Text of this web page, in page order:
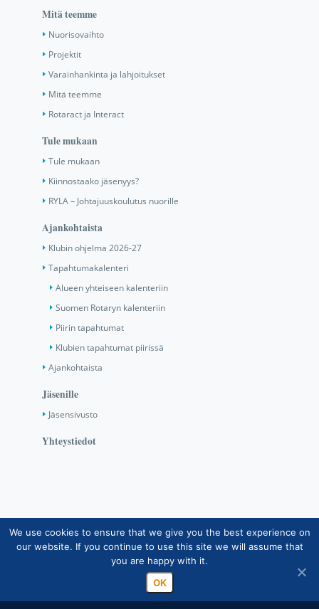
Mitä teemme
Nuorisovaihto
Projektit
Varainhankinta ja lahjoitukset
Mitä teemme
Rotaract ja Interact
Tule mukaan
Tule mukaan
Kiinnostaako jäsenyys?
RYLA – Johtajuuskoulutus nuorille
Ajankohtaista
Klubin ohjelma 2026-27
Tapahtumakalenteri
Alueen yhteiseen kalenteriin
Suomen Rotaryn kalenteriin
Piirin tapahtumat
Klubien tapahtumat piirissä
Ajankohtaista
Jäsenille
Jäsensivusto
Yhteystiedot
Copyright © Suomen Rotarypalvelu ry 2026 |
Jäsentietojärjestelmän tietosuojaseloste| Henkilötietojen
käsittely Rotarytoiminnassa
We use cookies to ensure that we give you the best experience on
our website. If you continue to use this site we will assume that
you are happy with it.
OK